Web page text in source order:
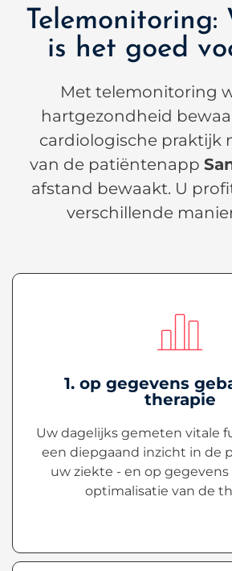
Telemonitoring:
is het goed
Met telemonitoring
hartgezondheid
cardiologische praktijk
van de patiëntenapp
afstand bewaakt. U
verschillende
1. op gegevens
therapie
Uw dagelijks gemeten vitale
een diepgaand inzicht in de
uw ziekte - en op gegevens
optimalisatie van de